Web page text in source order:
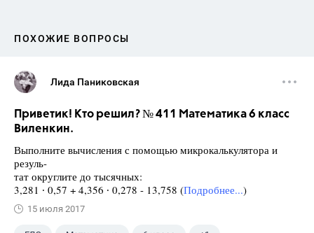
ПОХОЖИЕ ВОПРОСЫ
Лида Паниковская
Приветик! Кто решил? № 411 Математика 6 класс
Виленкин.
Выполните вычисления с помощью микрокалькулятора и
резуль-
тат округлите до тысячных:
3,281 ∙ 0,57 + 4,356 ∙ 0,278 - 13,758 (Подробнее...)
15 июля 2017